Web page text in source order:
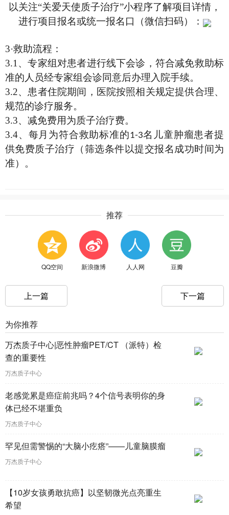
以关注“关爱天使质子治疗”小程序了解项目详情，
进行项目报名或统一报名口（微信扫码）：
3·救助流程：
3.1 、专家组对患者进行线下会诊，符合减免救助标
准的人员经专家组会诊同意后办理入院手续。
3.2、患者住院期间，医院按照相关规定提供合理、
规范的诊疗服务。
3.3、减免费用为质子治疗费。
3.4、每月为符合救助标准的1-3名儿童肿瘤患者提
供免费质子治疗（筛选条件以提交报名成功时间为
准）。
推荐
QQ空间 新浪微博 人人网 豆瓣
上一篇 下一篇
为你推荐
万杰质子中心|恶性肿瘤PET/CT （派特）检
查的重要性
万杰质子中心
老感觉累是癌症前兆吗？4个信号表明你的身
体已经不堪重负
万杰质子中心
罕见但需警惕的“大脑小疙瘩”——儿童脑膜瘤
万杰质子中心
【10岁女孩勇敢抗癌】以坚韧微光点亮重生
希望